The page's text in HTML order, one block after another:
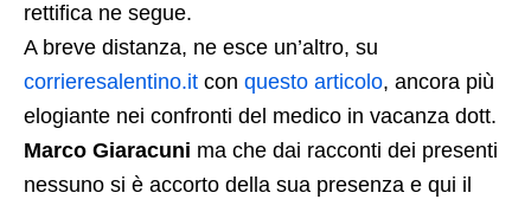
rettifica ne segue.
A breve distanza, ne esce un’altro, su
corrieresalentino.it con questo articolo, ancora più
elogiante nei confronti del medico in vacanza dott.
Marco Giaracuni ma che dai racconti dei presenti
nessuno si è accorto della sua presenza e qui il